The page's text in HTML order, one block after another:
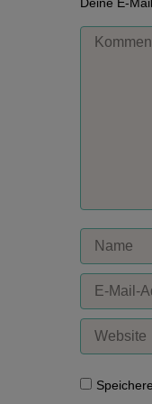
Name
E-Mail-
Website